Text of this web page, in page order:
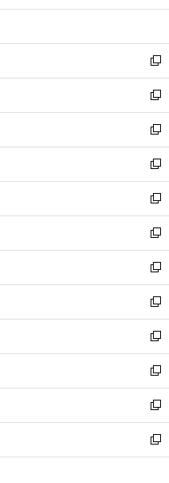
開
ウ
開
く
ン
ウ
で
開
く
ウ
ン
ド
ウ
で
開
く
新
し
い
ウ
ィ
ン
ド
ウ
で
開
く
新
し
い
ウ
ィ
ン
ド
ウ
で
開
く
新
し
い
ウ
ィ
ン
ド
ウ
で
開
く
新
し
い
ウ
ィ
ン
ド
ウ
で
開
く
新
し
い
ウ
ィ
ン
ド
ウ
で
開
く
新
し
い
ウ
ィ
ン
ド
ウ
で
開
く
新
し
い
ウ
ィ
ン
ド
ウ
で
開
く
新
し
い
ウ
ィ
ン
ド
ウ
で
開
新
し
い
ウ
ィ
ン
ド
ウ
新
し
い
ウ
ィ
ン
新
し
い
ウ
新
し